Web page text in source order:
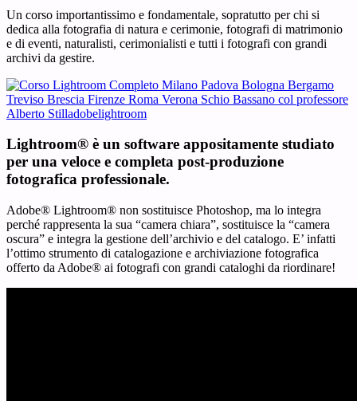
Un corso importantissimo e fondamentale, sopratutto per chi si
dedica alla fotografia di natura e cerimonie, fotografi di matrimonio
e di eventi, naturalisti, cerimonialisti e tutti i fotografi con grandi
archivi da gestire.
Lightroom® è un software appositamente studiato
per una veloce e completa post-produzione
fotografica professionale.
Adobe® Lightroom® non sostituisce Photoshop, ma lo integra
perché rappresenta la sua “camera chiara”, sostituisce la “camera
oscura” e integra la gestione dell’archivio e del catalogo. E’ infatti
l’ottimo strumento di catalogazione e archiviazione fotografica
offerto da Adobe® ai fotografi con grandi cataloghi da riordinare!